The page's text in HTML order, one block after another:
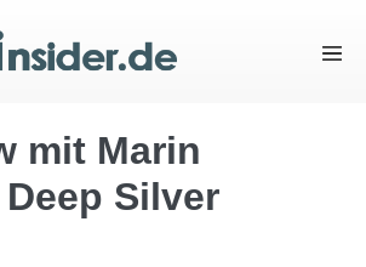
mit Marin
Silver